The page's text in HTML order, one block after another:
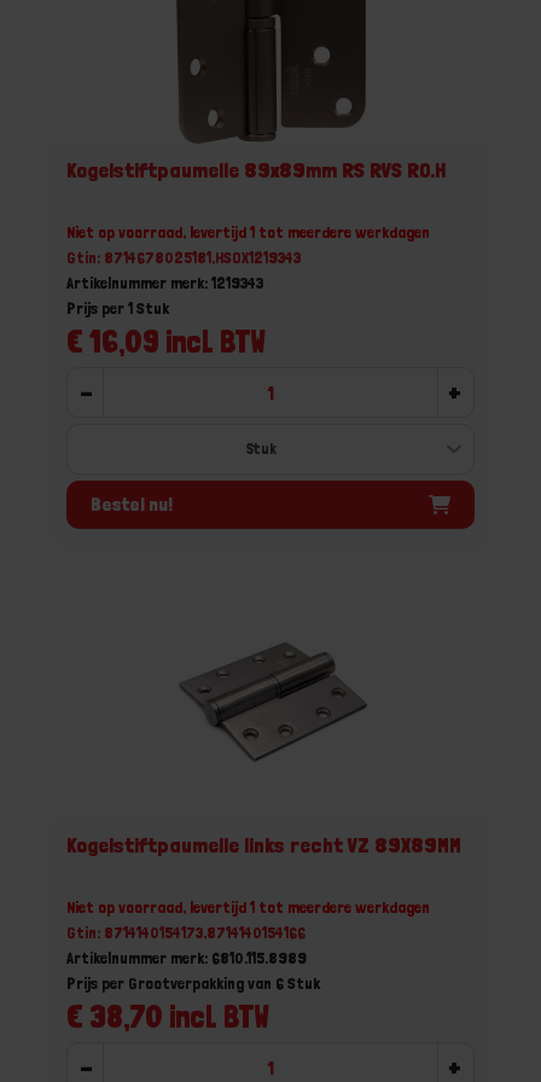
Kogelstiftpaumelle 89x89mm RS RVS RO.H
Niet op voorraad, levertijd 1 tot meerdere werkdagen
Gtin: 8714678025181,HSOX1219343
Artikelnummer merk: 1219343
€ 16,09 incl. BTW
Prijs per 1 Stuk
- +
Bestel nu!
Kogelstiftpaumelle links recht VZ 89X89MM
Niet op voorraad, levertijd 1 tot meerdere werkdagen
Gtin: 8714140154173,8714140154166
Artikelnummer merk: 6810.115.8989
€ 38,70 incl. BTW
Prijs per Grootverpakking van 6 Stuk
- +